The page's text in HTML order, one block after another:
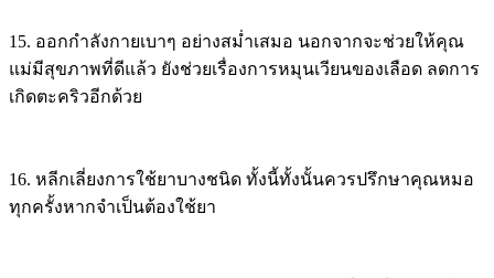
15. ออกกำลังกายเบาๆ อย่างสม่ำเสมอ นอกจากจะช่วยให้คุณ
แม่มีสุขภาพที่ดีแล้ว ยังช่วยเรื่องการหมุนเวียนของเลือด ลดการ
เกิดตะคริวอีกด้วย
16. หลีกเลี่ยงการใช้ยาบางชนิด ทั้งนี้ทั้งนั้นควรปรึกษาคุณหมอ
ทุกครั้งหากจำเป็นต้องใช้ยา